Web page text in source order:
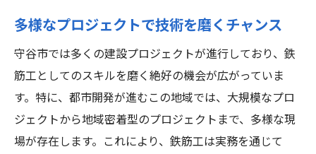
仕事に集中できる生活環境
寮付き求人の選び方
安心して働ける環境を整える企業
多様なプロジェクトで技術を磨くチャンス
守谷市では多くの建設プロジェクトが進行しており、鉄
筋工としてのスキルを磨く絶好の機会が広がっていま
す。特に、都市開発が進むこの地域では、大規模なプロ
ジェクトから地域密着型のプロジェクトまで、多様な現
場が存在します。これにより、鉄筋工は実務を通じて